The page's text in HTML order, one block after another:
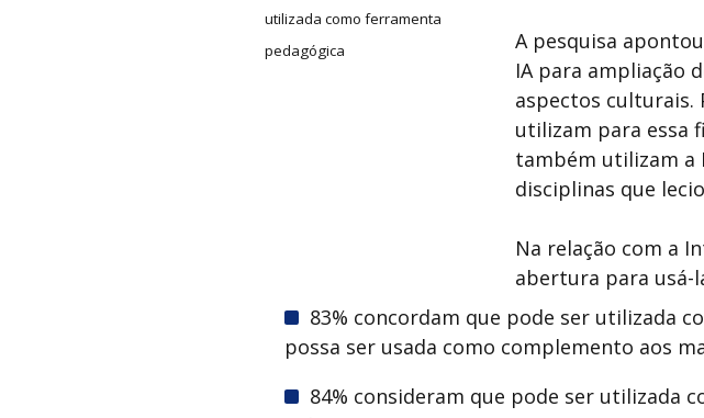
utilizada como ferramenta
pedagógica
A pesquisa
IA para ampliação
aspectos culturais.
utilizam para essa
também utilizam a
disciplinas que
Na relação com a
abertura para usá-
83% concordam que pode ser utilizada
possa ser usada como complemento aos
84% consideram que pode ser utilizada